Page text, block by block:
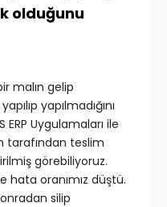
olduğunu
malın gelip
yapılmadığını
Uygulamaları ile
tarafından teslim
görebiliyoruz.
hata oranımız düştü.
silip